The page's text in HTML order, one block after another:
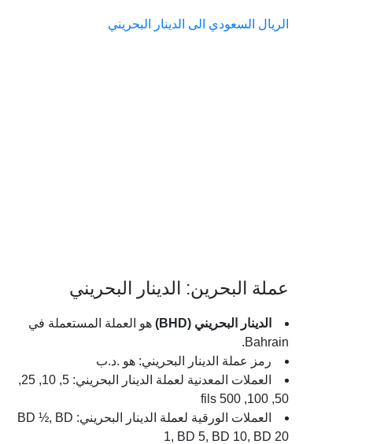
الريال السعودي الى الدينار البحريني
عملة البحرين: الدينار البحريني
الدينار البحريني (BHD)
هو العملة المستعملة في
Bahrain.
رمز عملة الدينار البحريني: هو .د.ب
العملات المعدنية لعملة الدينار البحريني: 5, 10, 25,
50, 100, 500 fils
العملات الورقية لعملة الدينار البحريني: BD ½, BD
1, BD 5, BD 10, BD 20